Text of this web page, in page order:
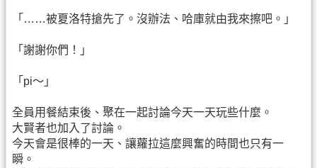
「……被夏洛特搶先了。沒辦法、哈庫就由我來擦吧。」
「謝謝你們！」
「pi～」
全員用餐結束後、聚在一起討論今天一天玩些什麼。
大賢者也加入了討論。
今天會是很棒的一天、讓蘿拉這麼興奮的時間也只有一
瞬。